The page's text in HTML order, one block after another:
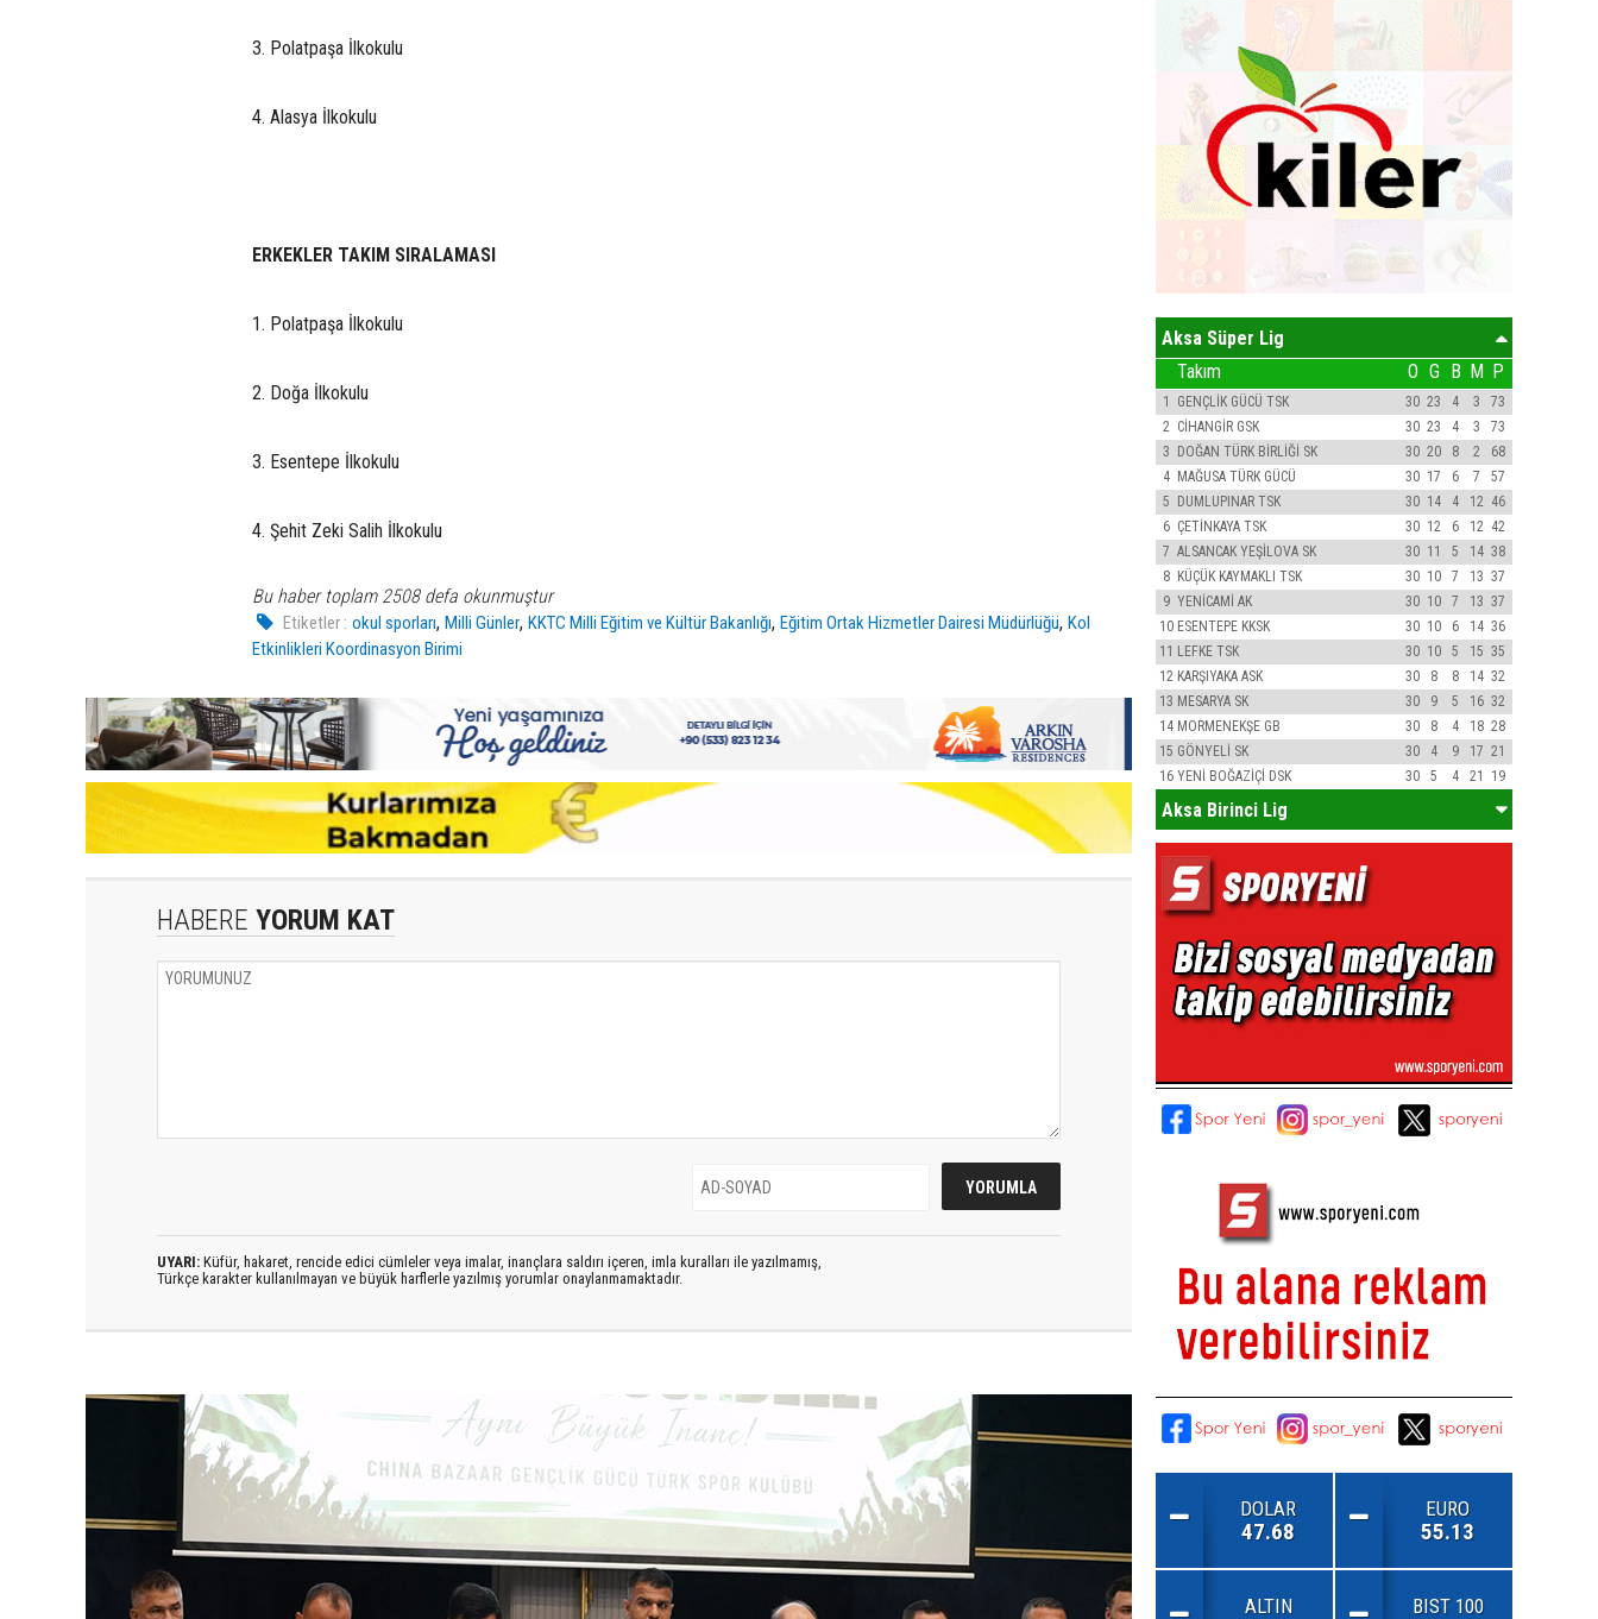
3. Polatpaşa İlkokulu
4. Alasya İlkokulu
ERKEKLER TAKIM SIRALAMASI
1. Polatpaşa İlkokulu
2. Doğa İlkokulu
3. Esentepe İlkokulu
4. Şehit Zeki Salih İlkokulu
Bu haber toplam 2508 defa okunmuştur
Etiketler : okul sporları,Milli Günler,KKTC Milli Eğitim ve Kültür Bakanlığı,Eğitim Ortak Hizmetler Dairesi Müdürlüğü,Kol
Etkinlikleri Koordinasyon Birimi
HABERE YORUM KAT
UYARI: Küfür, hakaret, rencide edici cümleler veya imalar, inançlara saldırı içeren, imla kuralları ile yazılmamış,
Türkçe karakter kullanılmayan ve büyük harflerle yazılmış yorumlar onaylanmamaktadır.
Aksa Süper Lig
Takım O G B M P
1 GENÇLİK GÜCÜ TSK 30 23 4 3
73
2 CİHANGİR GSK 30 23 4 3
73
3 DOĞAN TÜRK BİRLİĞİ SK 30 20 8 2
68
4 MAĞUSA TÜRK GÜCÜ 30 17 6 7
57
5 DUMLUPINAR TSK 30 14 4 12 46
6 ÇETİNKAYA TSK 30 12 6 12 42
7 ALSANCAK YEŞİLOVA SK 30 11 5 14 38
8 KÜÇÜK KAYMAKLI TSK 30 10 7 13 37
9 YENİCAMİ AK 30 10 7 13 37
10 ESENTEPE KKSK 30 10 6 14 36
11 LEFKE TSK 30 10 5 15 35
12 KARŞIYAKA ASK 30 8 8 14 32
13 MESARYA SK 30 9 5 16 32
14 MORMENEKŞE GB 30 8 4 18 28
15 GÖNYELİ SK 30 4 9 17 21
16 YENİ BOĞAZİÇİ DSK 30 5 4 21 19
Aksa Birinci Lig
DOLAR
47.68
EURO
55.13
ALTIN BIST 100